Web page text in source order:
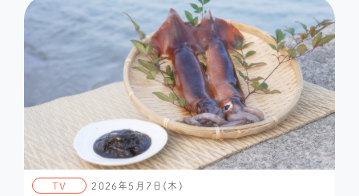
TV 2026年5月7日(木)